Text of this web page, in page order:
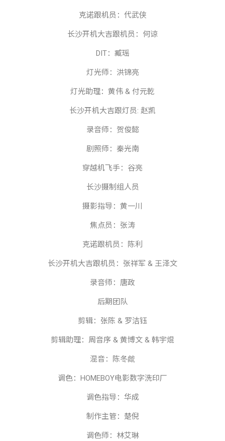
克诺跟机员：代武侠
长沙开机大吉跟机员：何谅
DIT：臧瑶
灯光师：洪锦亮
灯光助理：黄伟 & 付元乾
长沙开机大吉跟灯员: 赵凯
录音师：贺俊懿
剧照师：秦光南
穿越机飞手：谷亮
长沙摄制组人员
摄影指导：黄一川
焦点员：张涛
克诺跟机员：陈利
长沙开机大吉跟机员：张祥军 & 王泽文
录音师：唐政
后期团队
剪辑：张陈 & 罗洁钰
剪辑助理：周音序 & 黄博文 & 韩宇焜
混音：陈冬虤
调色： HOMEBOY电影数字洗印厂
调色指导：华成
制作主管：楚倪
调色师：林艾琳